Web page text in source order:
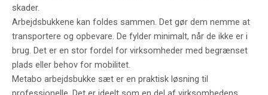
skader.
Arbejdsbukkene kan foldes sammen. Det gør dem nemme at
transportere og opbevare. De fylder minimalt, når de ikke er i
brug. Det er en stor fordel for virksomheder med begrænset
plads eller behov for mobilitet.
Metabo arbejdsbukke sæt er en praktisk løsning til